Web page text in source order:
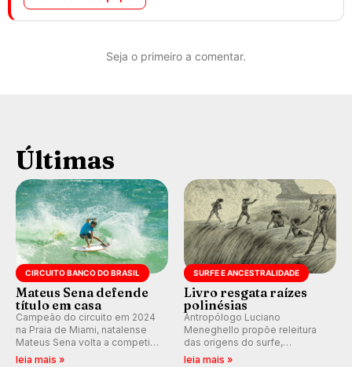
Seja o primeiro a comentar.
Últimas
CIRCUITO BANCO DO BRASIL
Mateus Sena defende
título em casa
Campeão do circuito em 2024
na Praia de Miami, natalense
Mateus Sena volta a competir
em casa em busca de manter a
leia mais »
SURFE E ANCESTRALIDADE
Livro resgata raízes
polinésias
Antropólogo Luciano
Meneghello propõe releitura
das origens do surfe,
resgatando a cultura polinésia
leia mais »